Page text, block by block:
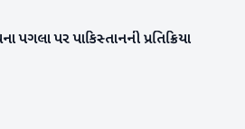
પર પાકિસ્તાનની પ્રતિક્રિયા